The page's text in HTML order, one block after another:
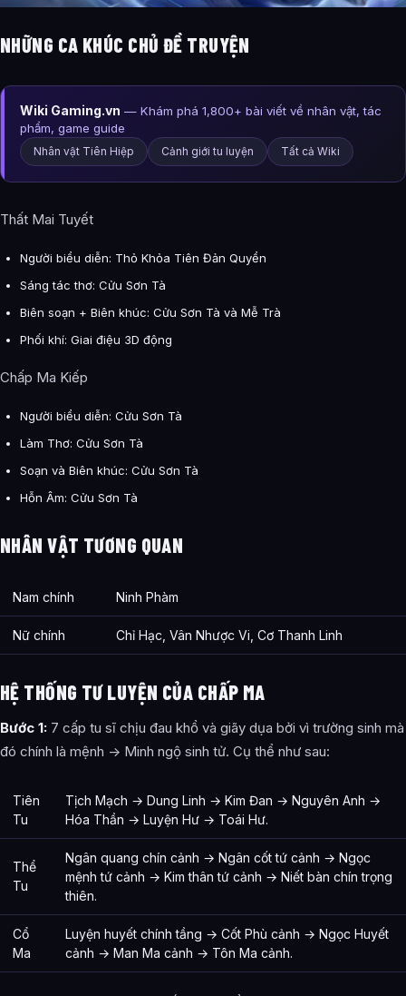
NHỮNG CA KHÚC CHỦ ĐỀ TRUYỆN
Wiki Gaming.vn — Khám phá 1,800+ bài viết về nhân vật, tác
phẩm, game guide
Nhân vật Tiên Hiệp Cảnh giới tu luyện Tất cả Wiki
Thất Mai Tuyết
Người biểu diễn: Thỏ Khỏa Tiên Đản Quyển
Sáng tác thơ: Cửu Sơn Tà
Biên soạn + Biên khúc: Cửu Sơn Tà và Mễ Trà
Phối khí: Giai điệu 3D động
Chấp Ma Kiếp
Người biểu diễn: Cửu Sơn Tà
Làm Thơ: Cửu Sơn Tà
Soạn và Biên khúc: Cửu Sơn Tà
Hỗn Âm: Cửu Sơn Tà
NHÂN VẬT TƯƠNG QUAN
Nam chính Ninh Phàm
Nữ chính Chỉ Hạc, Vân Nhược Vi, Cơ Thanh Linh
HỆ THỐNG TƯ LUYỆN CỦA CHẤP MA
Bước 1: 7 cấp tu sĩ chịu đau khổ và giãy dụa bởi vì trường sinh mà
đó chính là mệnh -> Minh ngộ sinh tử. Cụ thể như sau:
Tiên
Tu
Tịch Mạch → Dung Linh → Kim Đan → Nguyên Anh →
Hóa Thần → Luyện Hư → Toái Hư.
Thể
Tu
Ngân quang chín cảnh → Ngân cốt tứ cảnh → Ngọc
mệnh tứ cảnh → Kim thân tứ cảnh → Niết bàn chín trọng
thiên.
Cổ
Ma
Luyện huyết chính tầng → Cốt Phù cảnh → Ngọc Huyết
cảnh → Man Ma cảnh → Tôn Ma cảnh.